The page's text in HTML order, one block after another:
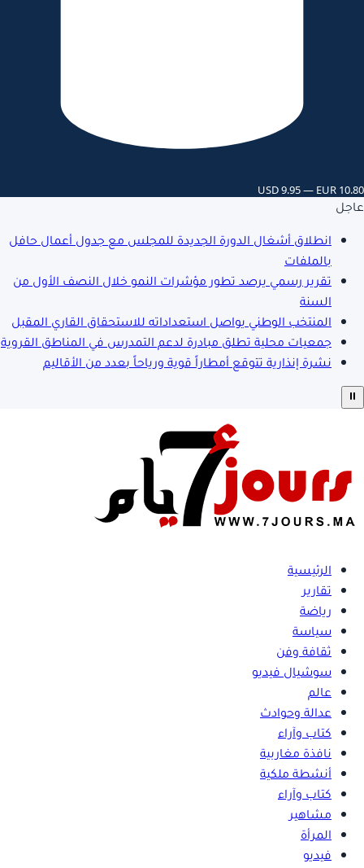
USD 9.95 — EUR 10.80
عاجل
انطلاق أشغال الدورة الجديدة للمجلس مع جدول أعمال حافل
بالملفات
تقرير رسمي يرصد تطور مؤشرات النمو خلال النصف الأول من
السنة
المنتخب الوطني يواصل استعداداته للاستحقاق القاري المقبل
جمعيات محلية تطلق مبادرة لدعم التمدرس في المناطق القروية
نشرة إنذارية تتوقع أمطاراً قوية ورياحاً بعدد من الأقاليم
⏸
الرئيسية
تقارير
رياضة
سياسة
ثقافة وفن
سوشيال فيديو
عالم
عدالة وحوادث
كتاب وآراء
نافذة مغاربية
أنشطة ملكية
كتاب وآراء
مشاهير
المرأة
فيديو